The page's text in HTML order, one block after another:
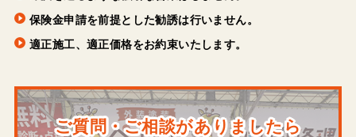
保険金申請を前提とした勧誘は行いません。
適正施工、適正価格をお約束いたします。
ご質問・ご相談がありましたら